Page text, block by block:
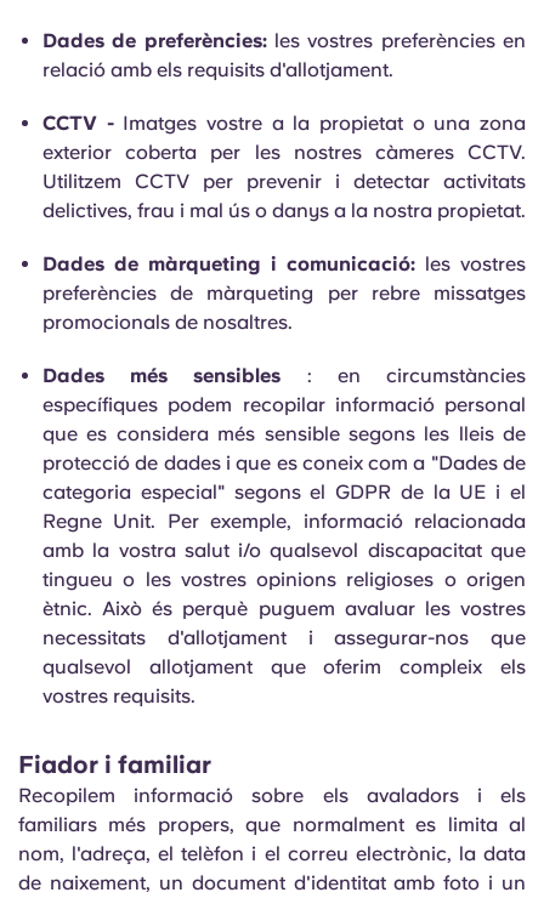
Dades de preferències:les vostres preferències en
relació amb els requisits d'allotjament.
CCTV -Imatges vostre a la propietat o una zona
exterior coberta per les nostres càmeres CCTV.
Utilitzem CCTV per prevenir i detectar activitats
delictives, frau i mal ús o danys a la nostra propietat.
Dades de màrqueting i comunicació: les vostres
preferències de màrqueting per rebre missatges
promocionals de nosaltres.
Dades més sensibles : en circumstàncies
específiques podem recopilar informació personal
que es considera més sensible segons les lleis de
protecció de dades i que es coneix com a "Dades de
categoria especial" segons el GDPR de la UE i el
Regne Unit. Per exemple, informació relacionada
amb la vostra salut i/o qualsevol discapacitat que
tingueu o les vostres opinions religioses o origen
ètnic. Això és perquè puguem avaluar les vostres
necessitats d'allotjament i assegurar-nos que
qualsevol allotjament que oferim compleix els
vostres requisits.
Fiador i familiar
Recopilem informació sobre els avaladors i els
familiars més propers, que normalment es limita al
nom, l'adreça, el telèfon i el correu electrònic, la data
de naixement, un document d'identitat amb foto i un